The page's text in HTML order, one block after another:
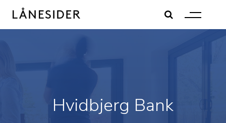
content
Hvidbjerg Bank